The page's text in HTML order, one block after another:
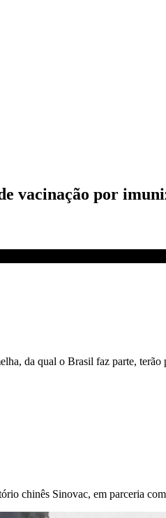
vacinação por
da qual o Brasil faz parte,
chinês Sinovac, em parceria